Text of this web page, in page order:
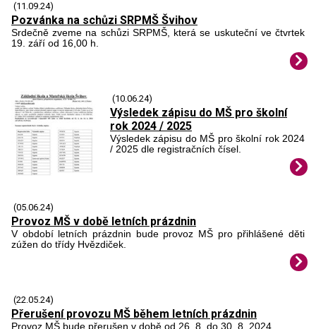
(11.09.24)
Pozvánka na schůzi SRPMŠ Švihov
Srdečně zveme na schůzi SRPMŠ, která se uskuteční ve čtvrtek
19. září od 16,00 h.
(10.06.24)
Výsledek zápisu do MŠ pro školní
rok 2024 / 2025
Výsledek zápisu do MŠ pro školní rok 2024
/ 2025 dle registračních čísel.
(05.06.24)
Provoz MŠ v době letních prázdnin
V období letních prázdnin bude provoz MŠ pro přihlášené děti
zúžen do třídy Hvězdiček.
(22.05.24)
Přerušení provozu MŠ během letních prázdnin
Provoz MŠ bude přerušen v době od 26. 8. do 30. 8. 2024.